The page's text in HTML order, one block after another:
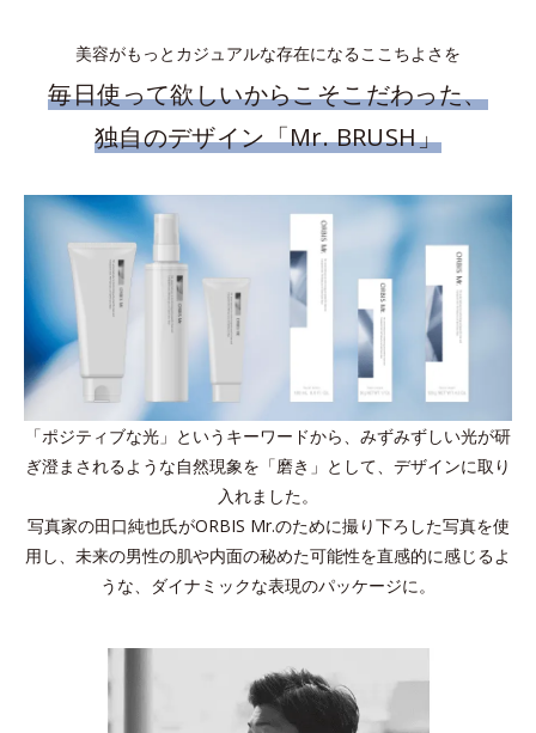
美容がもっとカジュアルな存在になるここちよさを
毎日使って欲しいからこそこだわった、
独自のデザイン「Mr. BRUSH」
「ポジティブな光」というキーワードから、みずみずしい光が研
ぎ澄まされるような自然現象を「磨き」として、デザインに取り
入れました。
写真家の田口純也氏がORBIS Mr.のために撮り下ろした写真を使
用し、未来の男性の肌や内面の秘めた可能性を直感的に感じるよ
うな、ダイナミックな表現のパッケージに。